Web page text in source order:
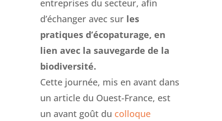
entreprises du secteur, afin
d’échanger avec sur les
pratiques d’écopaturage, en
lien avec la sauvegarde de la
biodiversité.
Cette journée, mis en avant dans
un article du Ouest-France, est
un avant goût du colloque